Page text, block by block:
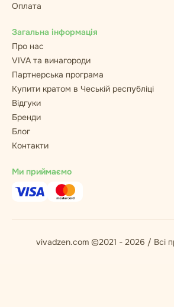
Оплата
Загальна інформація
Про нас
VIVA та винагороди
Партнерська програма
Купити кратом в Чеській республіці
Відгуки
Бренди
Блог
Контакти
Ми приймаємо
vivadzen.com ©2021 - 2026 / Всі